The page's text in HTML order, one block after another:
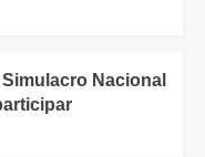
Nacional